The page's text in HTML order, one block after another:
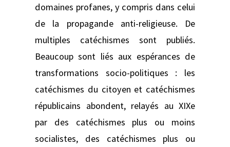
domaines profanes, y compris dans celui
de la propagande anti-religieuse. De
multiples catéchismes sont publiés.
Beaucoup sont liés aux espérances de
transformations socio-politiques : les
catéchismes du citoyen et catéchismes
républicains abondent, relayés au XIXe
par des catéchismes plus ou moins
socialistes, des catéchismes plus ou